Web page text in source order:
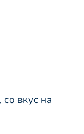
вкус на